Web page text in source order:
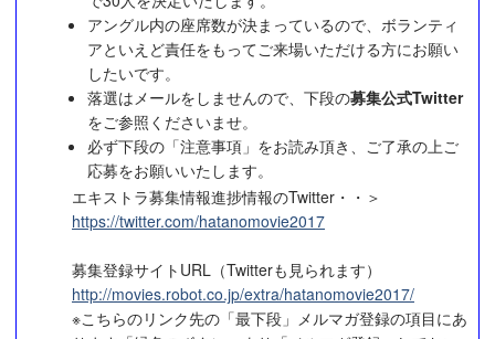
アングル内の座席数が決まっているので、ボランティ
アといえど責任をもってご来場いただける方にお願い
したいです。
落選はメールをしませんので、下段の募集公式Twitter
をご参照くださいませ。
必ず下段の「注意事項」をお読み頂き、ご了承の上ご
応募をお願いいたします。
エキストラ募集情報進捗情報のTwitter・・＞
https://twitter.com/hatanomovie2017
募集登録サイトURL（Twitterも見られます）
http://movies.robot.co.jp/extra/hatanomovie2017/
※こちらのリンク先の「最下段」メルマガ登録の項目にあ